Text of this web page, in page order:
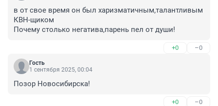
в от свое время он был харизматичным,талантливым
КВН-щиком
Почему столько негатива,парень пел от души!
+0 –0
Гость
1 сентября 2025, 00:04
Позор Новосибирска!
+0 –0